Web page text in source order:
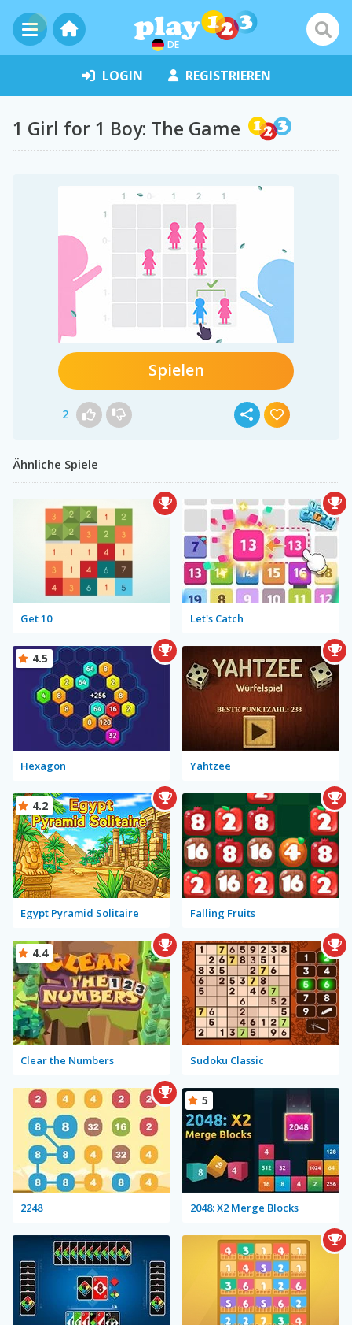
DE
LOGIN REGISTRIEREN
1 Girl for 1 Boy: The Game
Spielen
2
Ähnliche Spiele
Get 10 Let's Catch
Hexagon
4.5
Yahtzee
Egypt Pyramid Solitaire
4.2
Falling Fruits
Clear the Numbers
4.4
Sudoku Classic
2248 2048: X2 Merge Blocks
5